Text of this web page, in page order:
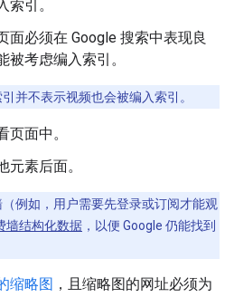
索引。
面必须在 Google 搜索中表现良
被考虑编入索引。
并不表示视频也会被编入索引。
页面中。
元素后面。
例如，用户需要先登录或订阅才能观
墙结构化数据 ，以便 Google 仍能找到
缩略图 ，且缩略图的网址必须为